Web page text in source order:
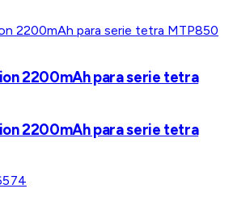
2200mAh para serie tetra
2200mAh para serie tetra